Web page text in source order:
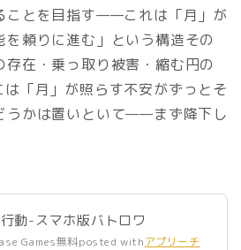
ことを目指す——これは「月」が
頼りに進む」という構造その
在・乗っ取り被害・縮む円の
「月」が照らす不安がずっとそ
うかは置いといて——まず降下し
動-スマホ版バトロワ
Games無料posted withアプリーチ